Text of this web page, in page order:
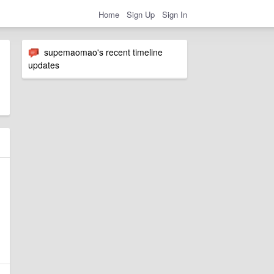
Home Sign Up Sign In
supemaomao's recent timeline
updates